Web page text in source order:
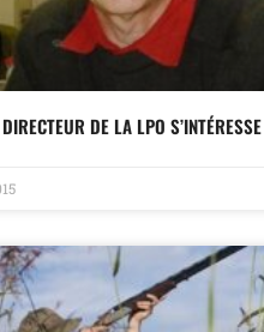
DIRECTEUR DE LA LPO